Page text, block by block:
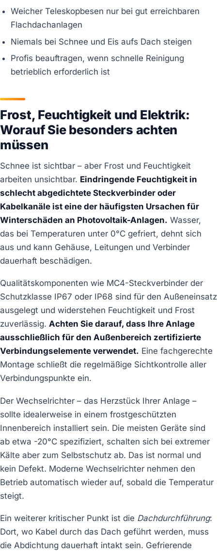
Weicher Teleskopbesen nur bei gut erreichbaren
Flachdachanlagen
Niemals bei Schnee und Eis aufs Dach steigen
Profis beauftragen, wenn schnelle Reinigung
betrieblich erforderlich ist
Frost, Feuchtigkeit und Elektrik:
Worauf Sie besonders achten
müssen
Schnee ist sichtbar – aber Frost und Feuchtigkeit
arbeiten unsichtbar. Eindringende Feuchtigkeit in
schlecht abgedichtete Steckverbinder oder
Kabelkanäle ist eine der häufigsten Ursachen für
Winterschäden an Photovoltaik-Anlagen. Wasser,
das bei Temperaturen unter 0°C gefriert, dehnt sich
aus und kann Gehäuse, Leitungen und Verbinder
dauerhaft beschädigen.
Qualitätskomponenten wie MC4-Steckverbinder der
Schutzklasse IP67 oder IP68 sind für den Außeneinsatz
ausgelegt und widerstehen Feuchtigkeit und Frost
zuverlässig. Achten Sie darauf, dass Ihre Anlage
ausschließlich für den Außenbereich zertifizierte
Verbindungselemente verwendet. Eine fachgerechte
Montage schließt die regelmäßige Sichtkontrolle aller
Verbindungspunkte ein.
Der Wechselrichter – das Herzstück Ihrer Anlage –
sollte idealerweise in einem frostgeschützten
Innenbereich installiert sein. Die meisten Geräte sind
ab etwa -20°C spezifiziert, schalten sich bei extremer
Kälte aber zum Selbstschutz ab. Das ist normal und
kein Defekt. Moderne Wechselrichter nehmen den
Betrieb automatisch wieder auf, sobald die Temperatur
steigt.
Ein weiterer kritischer Punkt ist die Dachdurchführung:
Dort, wo Kabel durch das Dach geführt werden, muss
die Abdichtung dauerhaft intakt sein. Gefrierende